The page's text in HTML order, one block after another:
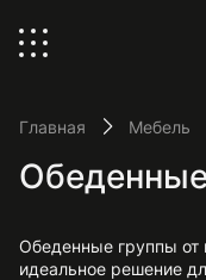
Главная Мебель
Обеденные группы от
идеальное решение